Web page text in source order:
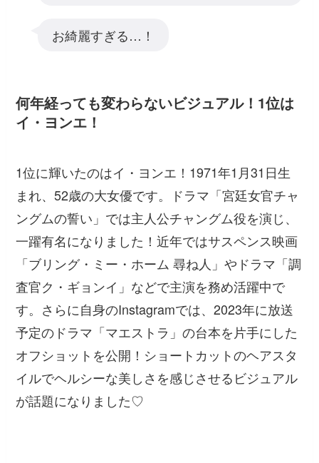
お綺麗すぎる…！
何年経っても変わらないビジュアル！1位は
イ・ヨンエ！
1位に輝いたのはイ・ヨンエ！1971年1月31日生
まれ、52歳の大女優です。ドラマ「宮廷女官チャ
ングムの誓い」では主人公チャングム役を演じ、
一躍有名になりました！近年ではサスペンス映画
「ブリング・ミー・ホーム 尋ね人」やドラマ「調
査官ク・ギョンイ」などで主演を務め活躍中で
す。さらに自身のInstagramでは、2023年に放送
予定のドラマ「マエストラ」の台本を片手にした
オフショットを公開！ショートカットのヘアスタ
イルでヘルシーな美しさを感じさせるビジュアル
が話題になりました♡